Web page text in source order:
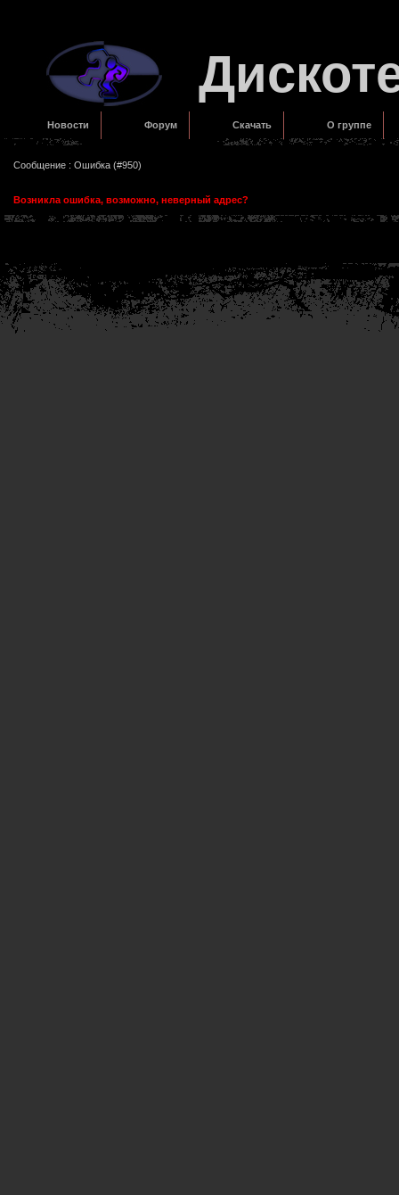
Новости Форум Скачать О группе
Сообщение : Ошибка (#950)
Возникла ошибка, возможно, неверный адрес?